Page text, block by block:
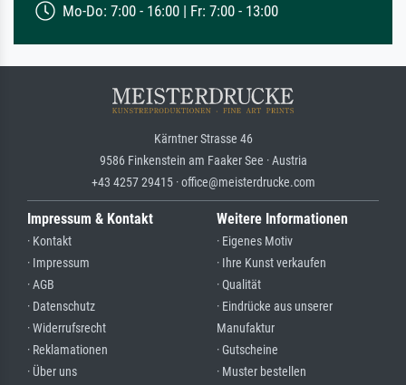
Mo-Do: 7:00 - 16:00 | Fr: 7:00 - 13:00
Kärntner Strasse 46
9586 Finkenstein am Faaker See · Austria
+43 4257 29415 · office@meisterdrucke.com
Impressum & Kontakt
· Kontakt
· Impressum
· AGB
· Datenschutz
· Widerrufsrecht
· Reklamationen
· Über uns
Weitere Informationen
· Eigenes Motiv
· Ihre Kunst verkaufen
· Qualität
· Eindrücke aus unserer
Manufaktur
· Gutscheine
· Muster bestellen